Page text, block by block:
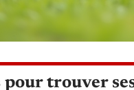
pour trouver